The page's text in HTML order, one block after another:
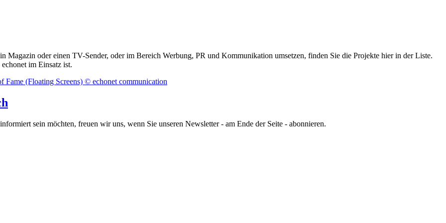
oder einen TV-Sender, oder im Bereich Werbung, PR und Kommunikation umsetzen, finden Sie die Projekte hier in der Liste.
im Einsatz ist.
sein möchten, freuen wir uns, wenn Sie unseren Newsletter - am Ende der Seite - abonnieren.